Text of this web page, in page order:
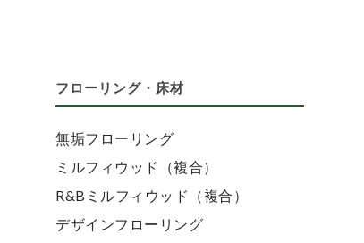
フローリング・床材
無垢フローリング
ミルフィウッド（複合）
R&Bミルフィウッド（複合）
デザインフローリング